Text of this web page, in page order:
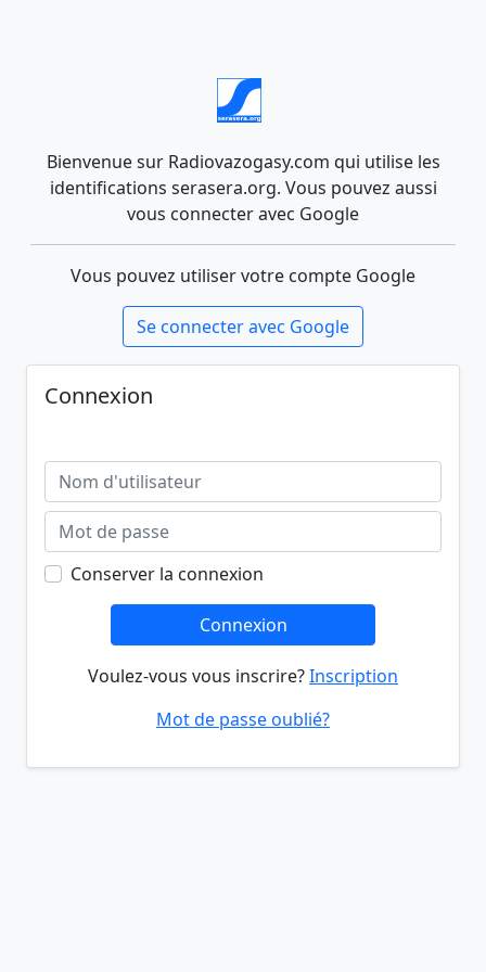
Bienvenue sur Radiovazogasy.com qui utilise les
identifications serasera.org. Vous pouvez aussi
vous connecter avec Google
Vous pouvez utiliser votre compte Google
Se connecter avec Google
Connexion
Conserver la connexion
Connexion
Voulez-vous vous inscrire?Inscription
Mot de passe oublié?